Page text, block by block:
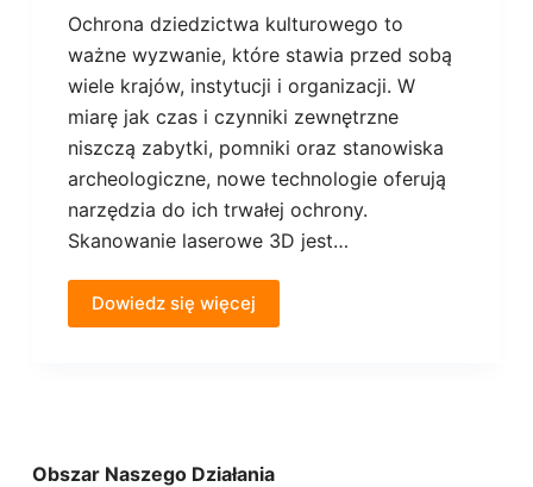
Ochrona dziedzictwa kulturowego to
ważne wyzwanie, które stawia przed sobą
wiele krajów, instytucji i organizacji. W
miarę jak czas i czynniki zewnętrzne
niszczą zabytki, pomniki oraz stanowiska
archeologiczne, nowe technologie oferują
narzędzia do ich trwałej ochrony.
Skanowanie laserowe 3D jest…
Dowiedz się więcej
Obszar Naszego Działania